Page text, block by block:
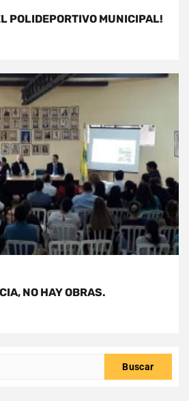
POLIDEPORTIVO MUNICIPAL!
NO HAY OBRAS.